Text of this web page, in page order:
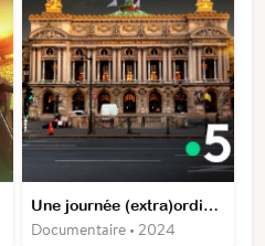
Une journée (extra)ordinaire : 24 h à l'opéra Garnier
Documentaire • 2024